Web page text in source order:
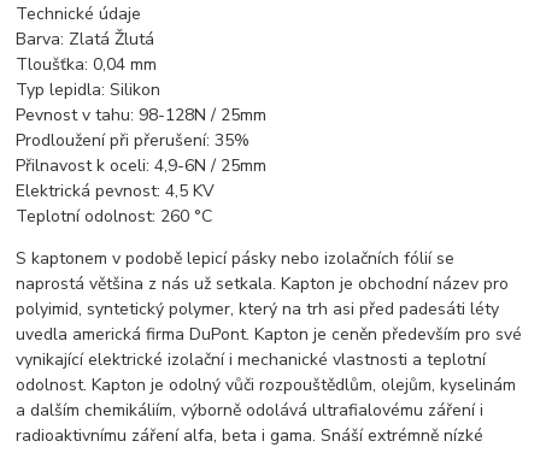
Technické údaje
Barva: Zlatá Žlutá
Tloušťka: 0,04 mm
Typ lepidla: Silikon
Pevnost v tahu: 98-128N / 25mm
Prodloužení při přerušení: 35%
Přilnavost k oceli: 4,9-6N / 25mm
Elektrická pevnost: 4,5 KV
Teplotní odolnost: 260 °C
S kaptonem v podobě lepicí pásky nebo izolačních fólií se
naprostá většina z nás už setkala. Kapton je obchodní název pro
polyimid, syntetický polymer, který na trh asi před padesáti léty
uvedla americká firma DuPont. Kapton je ceněn především pro své
vynikající elektrické izolační i mechanické vlastnosti a teplotní
odolnost. Kapton je odolný vůči rozpouštědlům, olejům, kyselinám
a dalším chemikáliím, výborně odolává ultrafialovému záření i
radioaktivnímu záření alfa, beta i gama. Snáší extrémně nízké